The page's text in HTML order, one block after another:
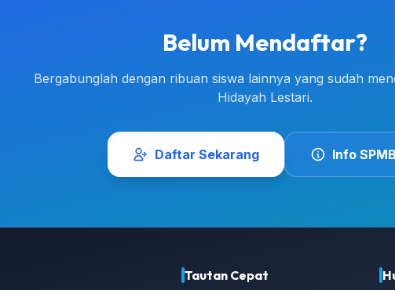
Belum Mendaftar?
Bergabunglah dengan ribuan siswa lainnya yang sudah
Hidayah Lestari.
Daftar Sekarang Info SPMB
Tautan Cepat